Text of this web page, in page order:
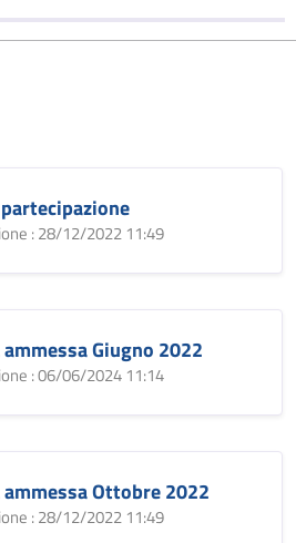
: 28/12/2022 11:49
Giugno 2022
: 06/06/2024 11:14
Ottobre 2022
: 28/12/2022 11:49